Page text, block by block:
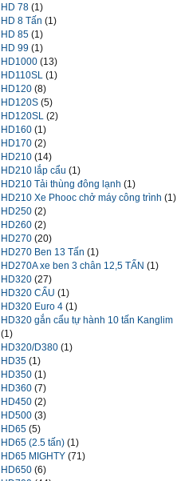
HD 78(1)
HD 8 Tấn(1)
HD 85(1)
HD 99(1)
HD1000(13)
HD110SL(1)
HD120(8)
HD120S(5)
HD120SL(2)
HD160(1)
HD170(2)
HD210(14)
HD210 lắp cẩu(1)
HD210 Tải thùng đông lạnh(1)
HD210 Xe Phooc chở máy công trình(1)
HD250(2)
HD260(2)
HD270(20)
HD270 Ben 13 Tấn(1)
HD270A xe ben 3 chân 12,5 TẤN(1)
HD320(27)
HD320 CẨU(1)
HD320 Euro 4(1)
HD320 gắn cẩu tự hành 10 tấn Kanglim
(1)
HD320/D380(1)
HD35(1)
HD350(1)
HD360(7)
HD450(2)
HD500(3)
HD65(5)
HD65 (2.5 tấn)(1)
HD65 MIGHTY(71)
HD650(6)